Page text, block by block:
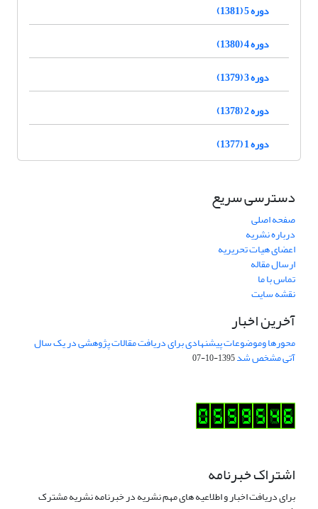
دوره 5 (1381)
دوره 4 (1380)
دوره 3 (1379)
دوره 2 (1378)
دوره 1 (1377)
دسترسی سریع
صفحه اصلی
درباره نشریه
اعضای هیات تحریریه
ارسال مقاله
تماس با ما
نقشه سایت
آخرین اخبار
محورها وموضوعات پیشنهادی برای دریافت مقالات پژوهشی در یک سال
آتی مشخص شد1395-10-07
اشتراک خبرنامه
برای دریافت اخبار و اطلاعیه های مهم نشریه در خبرنامه نشریه مشترک